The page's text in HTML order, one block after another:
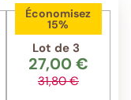
Économisez
15%
Lot de 3
27,00 €
31,80 €